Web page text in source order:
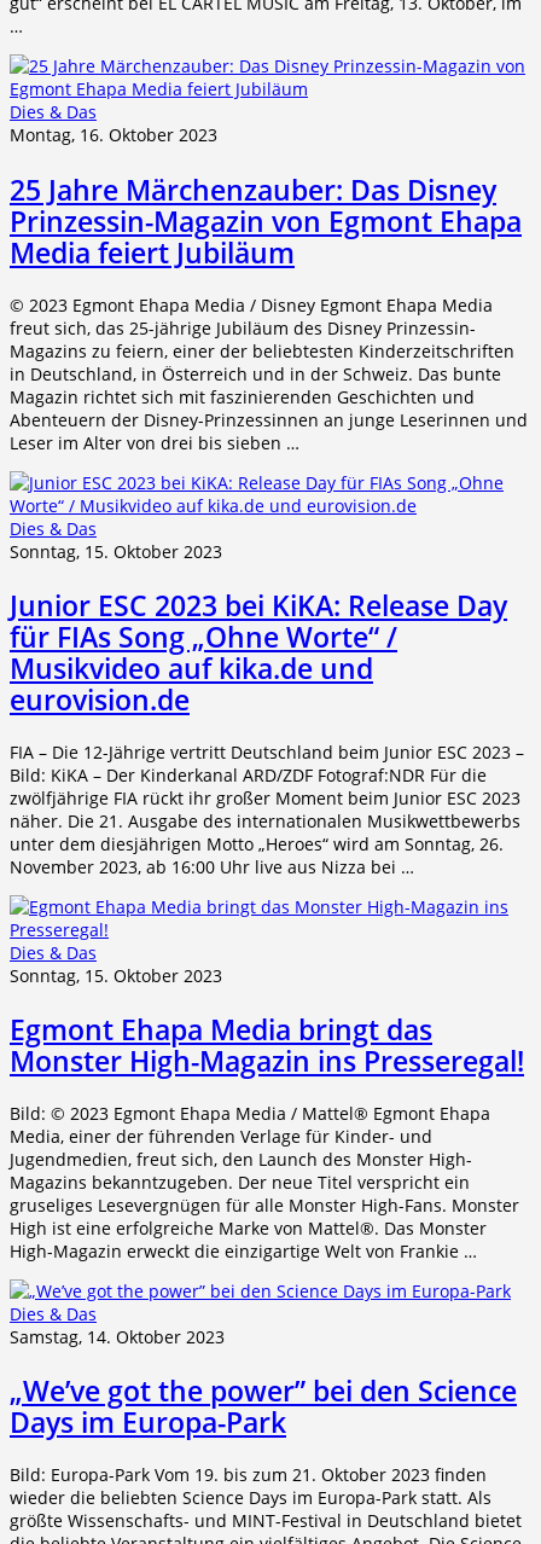
…
Dies & Das
Montag, 16. Oktober 2023
25 Jahre Märchenzauber: Das Disney
Prinzessin-Magazin von Egmont Ehapa
Media feiert Jubiläum
© 2023 Egmont Ehapa Media / Disney Egmont Ehapa Media
freut sich, das 25-jährige Jubiläum des Disney Prinzessin-
Magazins zu feiern, einer der beliebtesten Kinderzeitschriften
in Deutschland, in Österreich und in der Schweiz. Das bunte
Magazin richtet sich mit faszinierenden Geschichten und
Abenteuern der Disney-Prinzessinnen an junge Leserinnen und
Leser im Alter von drei bis sieben …
Dies & Das
Sonntag, 15. Oktober 2023
Junior ESC 2023 bei KiKA: Release Day
für FIAs Song „Ohne Worte“ /
Musikvideo auf kika.de und
eurovision.de
FIA – Die 12-Jährige vertritt Deutschland beim Junior ESC 2023 –
Bild: KiKA – Der Kinderkanal ARD/ZDF Fotograf:NDR Für die
zwölfjährige FIA rückt ihr großer Moment beim Junior ESC 2023
näher. Die 21. Ausgabe des internationalen Musikwettbewerbs
unter dem diesjährigen Motto „Heroes“ wird am Sonntag, 26.
November 2023, ab 16:00 Uhr live aus Nizza bei …
Dies & Das
Sonntag, 15. Oktober 2023
Egmont Ehapa Media bringt das
Monster High-Magazin ins Presseregal!
Bild: © 2023 Egmont Ehapa Media / Mattel® Egmont Ehapa
Media, einer der führenden Verlage für Kinder- und
Jugendmedien, freut sich, den Launch des Monster High-
Magazins bekanntzugeben. Der neue Titel verspricht ein
gruseliges Lesevergnügen für alle Monster High-Fans. Monster
High ist eine erfolgreiche Marke von Mattel®. Das Monster
High-Magazin erweckt die einzigartige Welt von Frankie …
Dies & Das
Samstag, 14. Oktober 2023
„We’ve got the power” bei den Science
Days im Europa-Park
Bild: Europa-Park Vom 19. bis zum 21. Oktober 2023 finden
wieder die beliebten Science Days im Europa-Park statt. Als
größte Wissenschafts- und MINT-Festival in Deutschland bietet